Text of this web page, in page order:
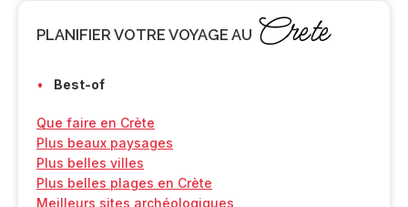
PLANIFIER VOTRE VOYAGE AU Crete
Best-of
Que faire en Crète
Plus beaux paysages
Plus belles villes
Plus belles plages en Crète
Meilleurs sites archéologiques